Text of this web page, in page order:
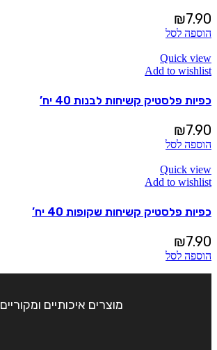
₪7.90
הוספה לסל
Quick view
Add to wishlist
כפיות פלסטיק קשיחות לבנות 40 יח’
₪7.90
הוספה לסל
Quick view
Add to wishlist
כפיות פלסטיק קשיחות שקופות 40 יח’
₪7.90
הוספה לסל
מוצרים איכותיים ומקוריים